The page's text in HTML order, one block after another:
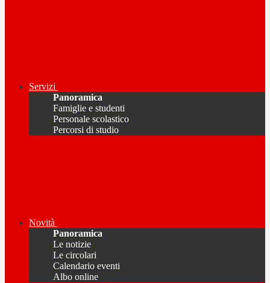
Servizi
Panoramica
Famiglie e studenti
Personale scolastico
Percorsi di studio
Novità
Panoramica
Le notizie
Le circolari
Calendario eventi
Albo online